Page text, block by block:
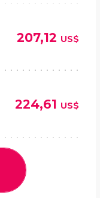
207,12 US$
224,61 US$